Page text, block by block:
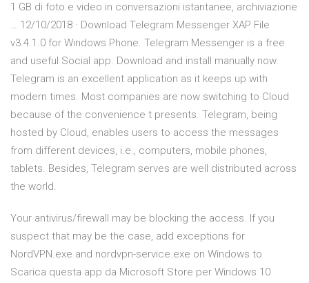
1 GB di foto e video in conversazioni istantanee, archiviazione
… 12/10/2018 · Download Telegram Messenger XAP File
v3.4.1.0 for Windows Phone. Telegram Messenger is a free
and useful Social app. Download and install manually now.
Telegram is an excellent application as it keeps up with
modern times. Most companies are now switching to Cloud
because of the convenience t presents. Telegram, being
hosted by Cloud, enables users to access the messages
from different devices, i.e., computers, mobile phones,
tablets. Besides, Telegram serves are well distributed across
the world.
Your antivirus/firewall may be blocking the access. If you
suspect that may be the case, add exceptions for
NordVPN.exe and nordvpn-service.exe on Windows to
Scarica questa app da Microsoft Store per Windows 10